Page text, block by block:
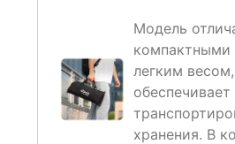
Модель
легким
хранения. В